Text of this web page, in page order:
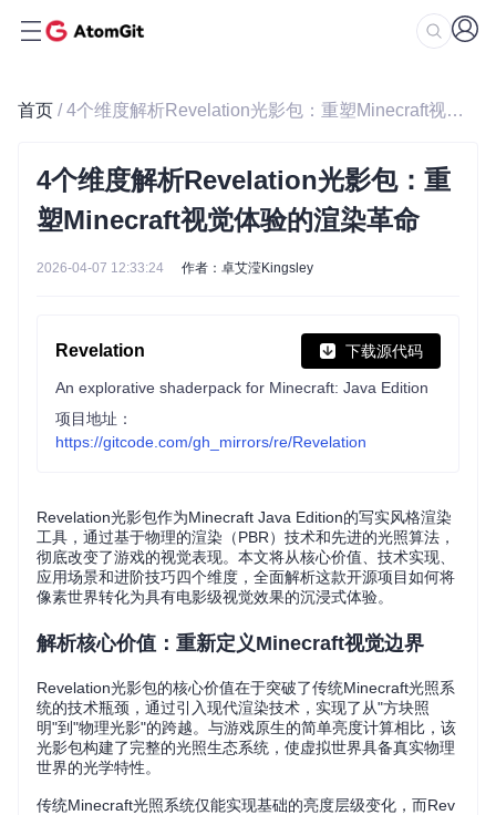
首页 / 4个维度解析Revelation光影包：重塑Minecraft视觉体验的渲染革命
4个维度解析Revelation光影包：重
塑Minecraft视觉体验的渲染革命
2026-04-07 12:33:24 作者：卓艾滢Kingsley
Revelation 下载源代码
An explorative shaderpack for Minecraft: Java Edition
项目地址：
https://gitcode.com/gh_mirrors/re/Revelation
Revelation光影包作为Minecraft Java Edition的写实风格渲染
工具，通过基于物理的渲染（PBR）技术和先进的光照算法，
彻底改变了游戏的视觉表现。本文将从核心价值、技术实现、
应用场景和进阶技巧四个维度，全面解析这款开源项目如何将
像素世界转化为具有电影级视觉效果的沉浸式体验。
解析核心价值：重新定义Minecraft视觉边界
Revelation光影包的核心价值在于突破了传统Minecraft光照系
统的技术瓶颈，通过引入现代渲染技术，实现了从"方块照
明"到"物理光影"的跨越。与游戏原生的简单亮度计算相比，该
光影包构建了完整的光照生态系统，使虚拟世界具备真实物理
世界的光学特性。
传统Minecraft光照系统仅能实现基础的亮度层级变化，而Rev